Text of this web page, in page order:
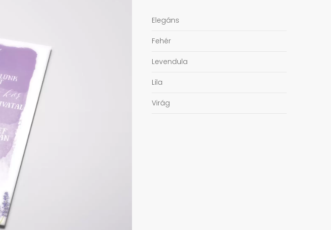
Elegáns
Fehér
Levendula
Lila
Virág